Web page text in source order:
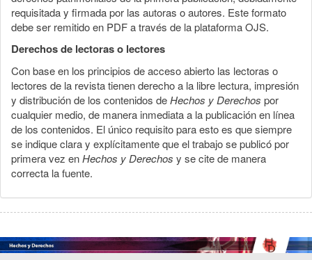
requisitada y firmada por las autoras o autores. Este formato
debe ser remitido en PDF a través de la plataforma OJS.
Derechos de lectoras o lectores
Con base en los principios de acceso abierto las lectoras o
lectores de la revista tienen derecho a la libre lectura, impresión
y distribución de los contenidos deHechos y Derechos por
cualquier medio, de manera inmediata a la publicación en línea
de los contenidos. El único requisito para esto es que siempre
se indique clara y explícitamente que el trabajo se publicó por
primera vez enHechos y Derechos y se cite de manera
correcta la fuente.